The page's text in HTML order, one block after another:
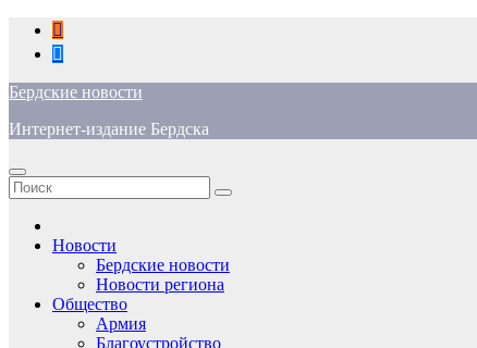
Перейти
содержимому
Бердские новости
Интернет-издание Бердска
Новости
Бердские новости
Новости региона
Общество
Армия
Благоустройство